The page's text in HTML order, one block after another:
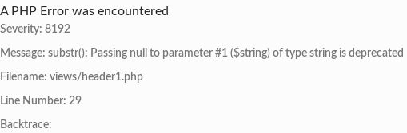
A PHP Error was encountered
Severity: 8192
Message: substr(): Passing null to parameter #1 ($string) of type string is deprecated
Filename: views/header1.php
Line Number: 29
Backtrace: